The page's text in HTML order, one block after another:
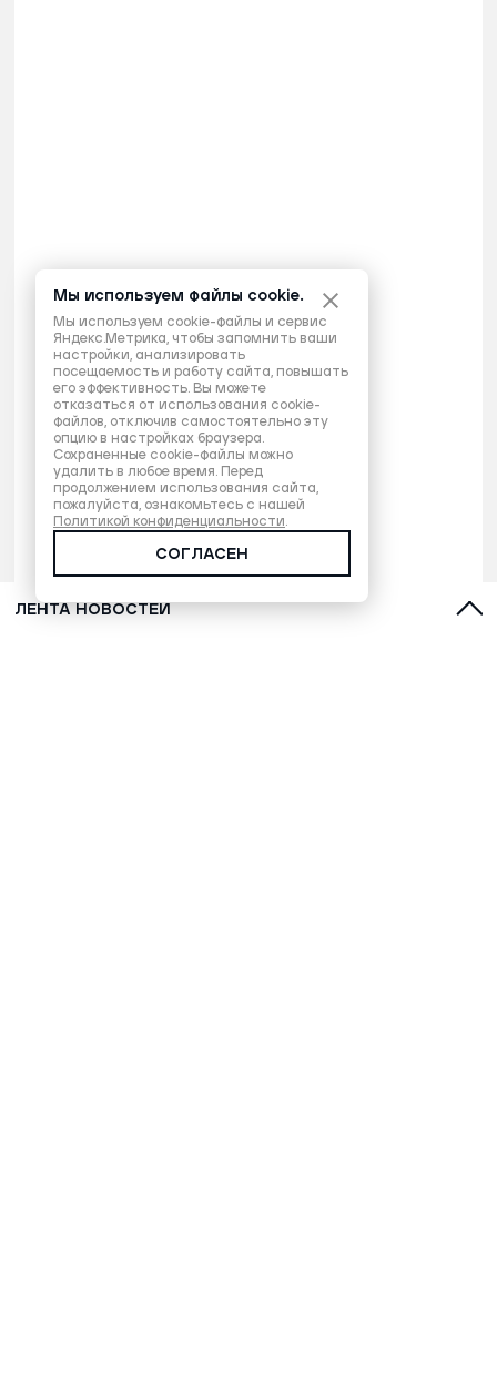
ЛЕНТА НОВОСТЕЙ
Мы используем файлы cookie.
Мы используем cookie-файлы и сервис
Яндекс.Метрика, чтобы запомнить ваши
настройки, анализировать
посещаемость и работу сайта, повышать
его эффективность. Вы можете
отказаться от использования cookie-
файлов, отключив самостоятельно эту
опцию в настройках браузера.
Сохраненные cookie-файлы можно
удалить в любое время. Перед
продолжением использования сайта,
пожалуйста, ознакомьтесь с нашей
Политикой конфиденциальности.
СОГЛАСЕН